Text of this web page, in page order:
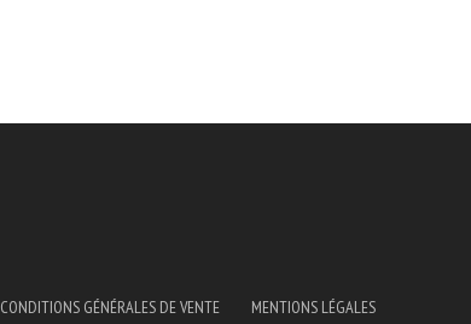
CONDITIONS GÉNÉRALES DE VENTE MENTIONS LÉGALES